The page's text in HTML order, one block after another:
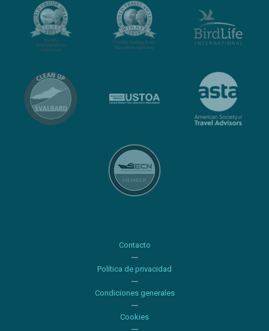
Contacto
Política de privacidad
Condiciones generales
Cookies